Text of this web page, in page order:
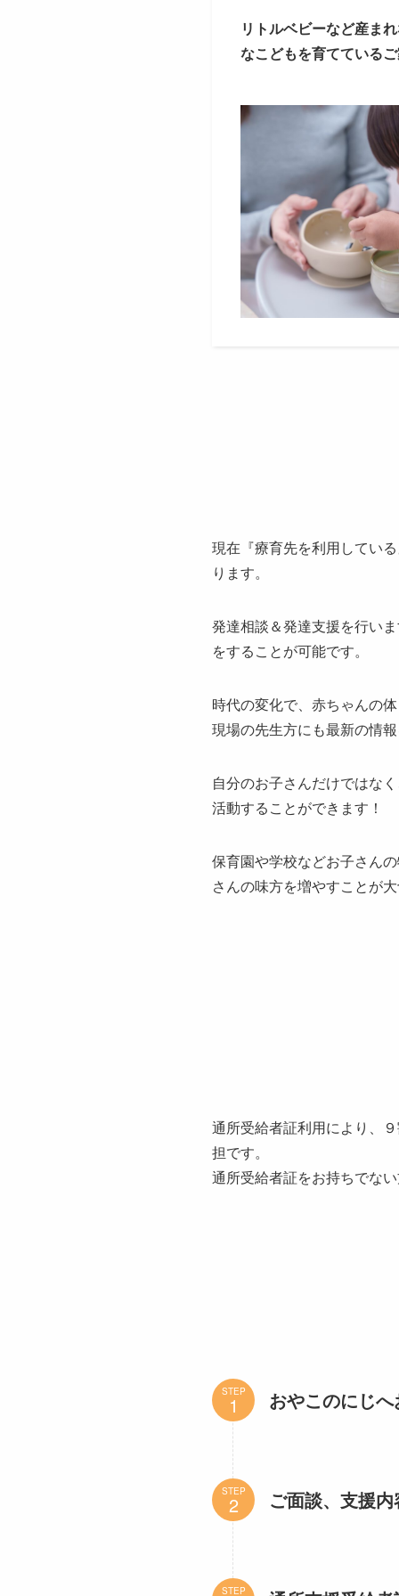
リトルベビーなど⁡産ま
な⁡こどもを育てている⁡
現在『療育先を利用してい
ります。
発達相談＆発達支援を行い
をすることが可能です。
時代の変化で、赤ちゃんの
現場の先生方にも最新の情
自分のお子さんだけではな
活動することができます！
保育園や学校などお子さん
さんの味方を増やすことが
通所受給者証利用により、
担です。
通所受給者証をお持ちでな
STEP おやこのにじ
STEP ご面談、支援
STEP